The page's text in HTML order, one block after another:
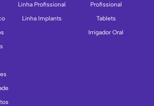
Linha Profissional
Linha Implants
Profissional
Tablets
Irrigador Oral